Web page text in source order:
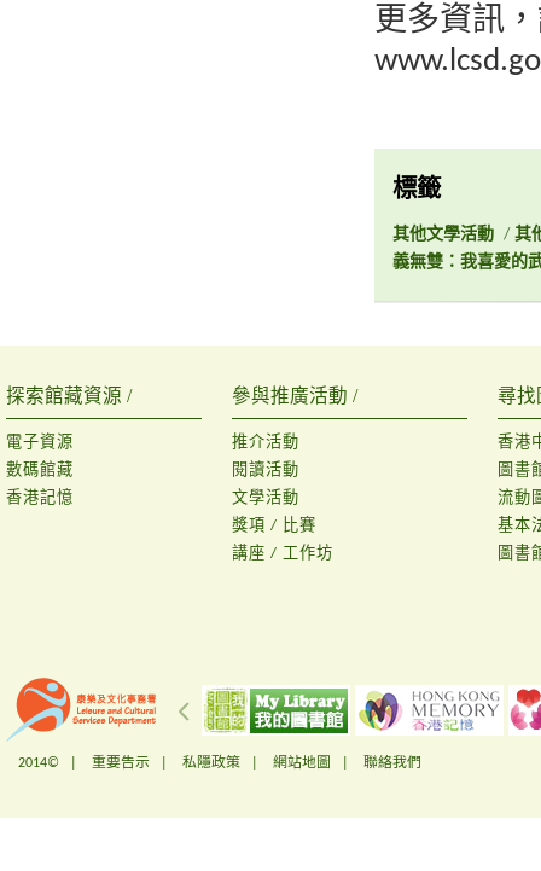
更多資訊
標籤
其他文學活動 / 其
義無雙：我喜愛的
探索館藏資源 /
電子資源
數碼館藏
香港記憶
參與推廣活動 /
推介活動
閱讀活動
文學活動
獎項 / 比賽
講座 / 工作坊
尋找
香港
圖書
流動
基本
圖書
2014© | 重要告示 私隱政策 網站地圖 聯絡我們